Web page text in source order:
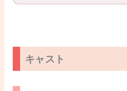
キャスト